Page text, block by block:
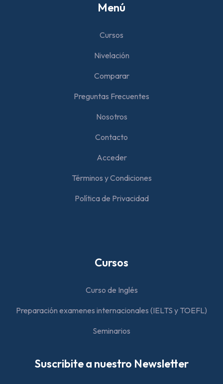
Menú
Cursos
Nivelación
Comparar
Preguntas Frecuentes
Nosotros
Contacto
Acceder
Términos y Condiciones
Política de Privacidad
Cursos
Curso de Inglés
Preparación examenes internacionales (IELTS y TOEFL)
Seminarios
Suscribite a nuestro Newsletter